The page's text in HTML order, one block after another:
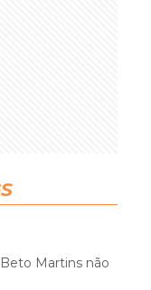
Martins não